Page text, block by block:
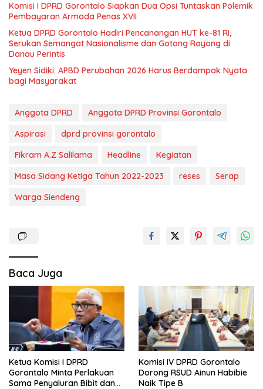
Komisi I DPRD Gorontalo Siapkan Dua Opsi Tuntaskan Polemik
Pembayaran Armada Penas XVII
Ketua DPRD Gorontalo Hadiri Pencanangan HUT ke-81 RI,
Serukan Semangat Nasionalisme dan Gotong Royong di
Danau Perintis
Yeyen Sidiki: APBD Perubahan 2026 Harus Berdampak Nyata
bagi Masyarakat
Anggota DPRD
Anggota DPRD Provinsi Gorontalo
Aspirasi
dprd provinsi gorontalo
Fikram A.Z Salilama
Headline
Kegiatan
Masa Sidang Ketiga Tahun 2022-2023
reses
Serap
Warga Siendeng
Baca Juga
Ketua Komisi I DPRD
Gorontalo Minta Perlakuan
Sama Penyaluran Bibit dan
Komisi IV DPRD Gorontalo
Dorong RSUD Ainun Habibie
Naik Tipe B